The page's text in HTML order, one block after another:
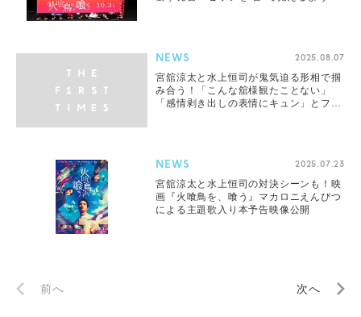
NEWS 2025.08.07
宮舘涼太と水上恒司が鬼気迫る形相で掴
み合う！「こんな舘様観たことない」
「感情剥き出しの表情にキュン」とファ
NEWS 2025.07.23
宮舘涼太と水上恒司の対決シーンも！映
画『火喰鳥を、喰う』マカロニえんぴつ
による主題歌入り本予告映像公開
前へ 次へ